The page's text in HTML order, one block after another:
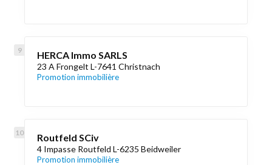
HERCA Immo SARLS
23 A Frongelt L-7641 Christnach
Promotion immobilière
Routfeld SCiv
4 Impasse Routfeld L-6235 Beidweiler
Promotion immobilière